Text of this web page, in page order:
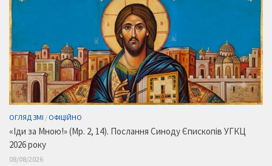
ОГЛЯД ЗМІ / ОФІЦІЙНО
«Іди за Мною!» (Мр. 2, 14). Послання Синоду Єпископів УГКЦ
2026 року
08/08/2026